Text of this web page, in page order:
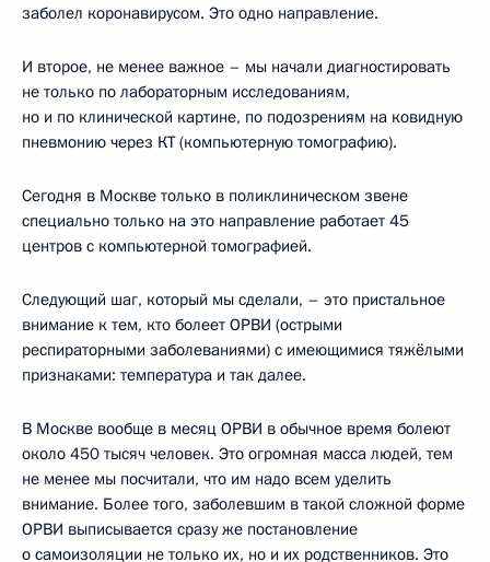
заболел коронавирусом. Это одно направление.
И второе, не менее важное – мы начали диагностировать
не только по лабораторным исследованиям,
но и по клинической картине, по подозрениям на ковидную
пневмонию через КТ (компьютерную томографию).
Сегодня в Москве только в поликлиническом звене
специально только на это направление работает 45
центров с компьютерной томографией.
Следующий шаг, который мы сделали, – это пристальное
внимание к тем, кто болеет ОРВИ (острыми
респираторными заболеваниями) с имеющимися тяжёлыми
признаками: температура и так далее.
В Москве вообще в месяц ОРВИ в обычное время болеют
около 450 тысяч человек. Это огромная масса людей, тем
не менее мы посчитали, что им надо всем уделить
внимание. Более того, заболевшим в такой сложной форме
ОРВИ выписывается сразу же постановление
о самоизоляции не только их, но и их родственников. Это